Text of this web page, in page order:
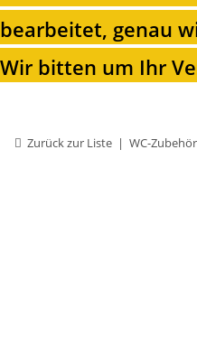
bearbeitet, genau
Wir bitten um Ihr
Zurück zur Liste WC-Zubehör